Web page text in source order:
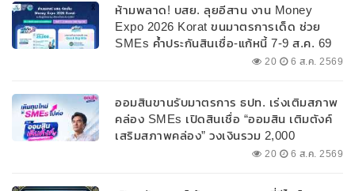
ห้ามพลาด! บสย. ลุยอีสาน งาน Money
Expo 2026 Korat ขนมาตรการเด็ด ช่วย
SMEs ค้ำประกันสินเชื่อ-แก้หนี้ 7-9 ส.ค. 69
20 6 ส.ค. 2569
ออมสินขานรับมาตรการ ธปท. เร่งเติมสภาพ
คล่อง SMEs เปิดสินเชื่อ “ออมสิน เติมตังค์
เสริมสภาพคล่อง” วงเงินรวม 2,000
ลบ.สนับสนุนเงินทุนหมุนเวียนวงเงินกู้สูงสุด
20 6 ส.ค. 2569